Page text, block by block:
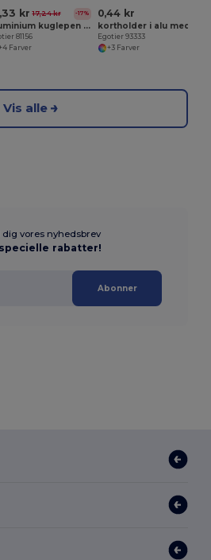
kr 17,24 kr -17%
Aluminium kuglepen med twist- mekanisme og klip
81156
Farver
0,44 kr
Egotier 93333
+3 Farver
Vis alle
dig vores nyhedsbrev
rabatter!
Abonner